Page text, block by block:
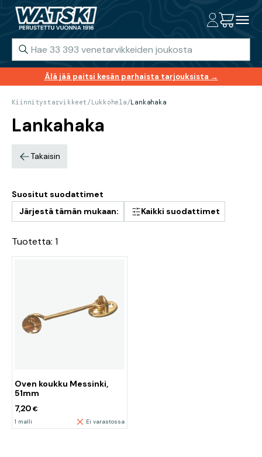
Älä jää paitsi kesän parhaista tarjouksista →
Kiinnitystarvikkeet /Lukkohela/Lankahaka
Lankahaka
Takaisin
Suositut suodattimet
Järjestä tämän mukaan:
Kaikki suodattimet
Tuotetta: 1
Oven koukku Messinki,
51mm
7,20€
1 malli Ei varastossa